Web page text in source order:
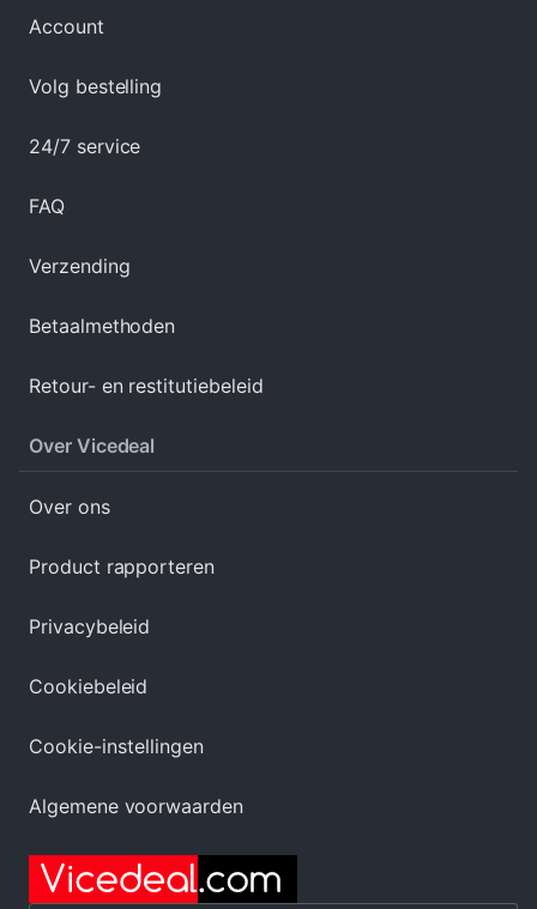
Account
Volg bestelling
24/7 service
FAQ
Verzending
Betaalmethoden
Retour- en restitutiebeleid
Over Vicedeal
Over ons
Product rapporteren
Privacybeleid
Cookiebeleid
Cookie-instellingen
Algemene voorwaarden